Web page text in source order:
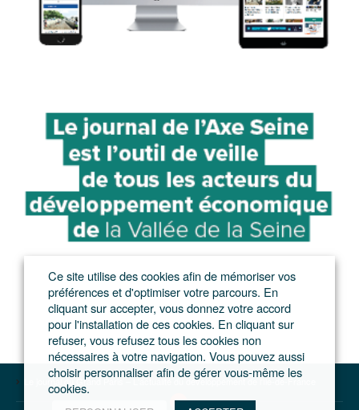
Le journal du Grand Paris – L'actualité du développement de l'Ile-de-France
Ce site utilise des cookies afin de mémoriser vos
préférences et d'optimiser votre parcours. En
cliquant sur accepter, vous donnez votre accord
pour l'installation de ces cookies. En cliquant sur
refuser, vous refusez tous les cookies non
nécessaires à votre navigation. Vous pouvez aussi
choisir personnaliser afin de gérer vous-même les
cookies.